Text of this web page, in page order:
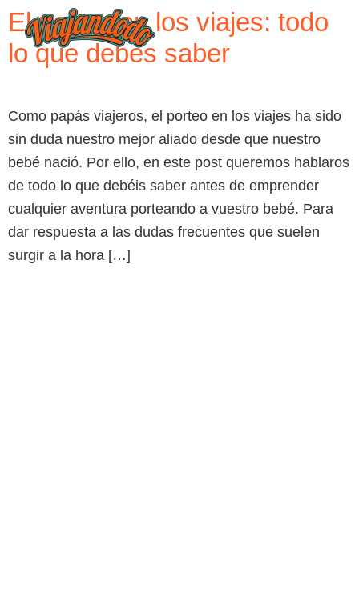
El porteo en los viajes: todo
lo que debes saber
Como papás viajeros, el porteo en los viajes ha sido
sin duda nuestro mejor aliado desde que nuestro
bebé nació. Por ello, en este post queremos hablaros
de todo lo que debéis saber antes de emprender
cualquier aventura porteando a vuestro bebé. Para
dar respuesta a las dudas frecuentes que suelen
surgir a la hora […]